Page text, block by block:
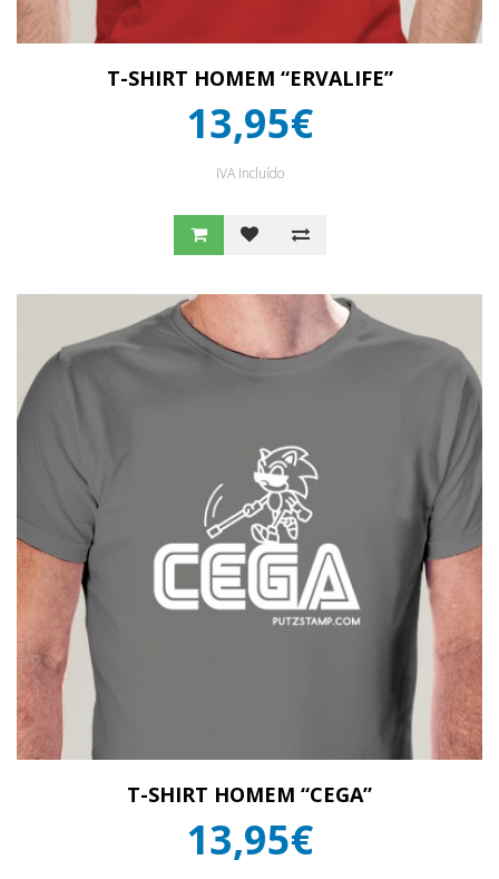
T-SHIRT HOMEM “ERVALIFE”
13,95€
IVA Incluído
T-SHIRT HOMEM “CEGA”
13,95€